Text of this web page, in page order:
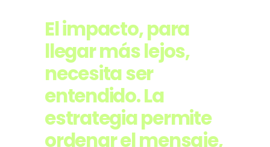
El impacto, para
llegar más lejos,
necesita ser
entendido. La
estrategia permite
ordenar el mensaje,